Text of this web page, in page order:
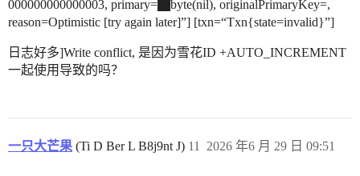
000000000000003, primary=
byte(nil), originalPrimaryKey=,
reason=Optimistic [try again later]”] [txn=“Txn{state=invalid}”]
日志好多]Write conflict, 是因为雪花ID +AUTO_INCREMENT
一起使用导致的吗？
一只大芒果 (Ti D Ber L B8j9nt J) 2026 年6 月 29 日 09:51
11